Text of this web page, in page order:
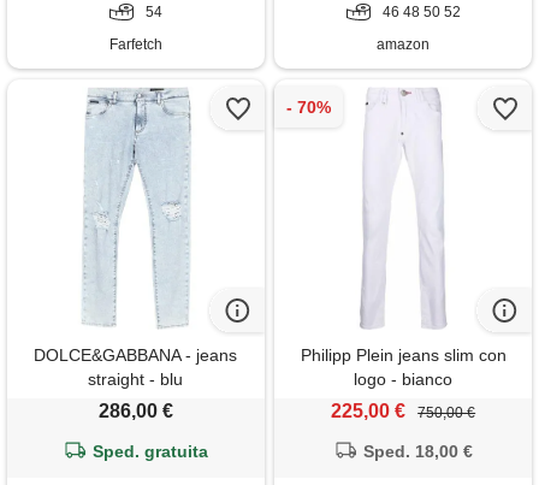
54
Farfetch
46 48 50 52
amazon
DOLCE&GABBANA - jeans
straight - blu
286,00 €
Sped. gratuita
Philipp Plein jeans slim con
logo - bianco
225,00 € 750,00 €
Sped. 18,00 €